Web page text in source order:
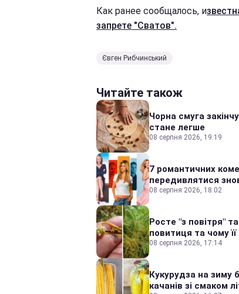
Как ранее сообщалось, и
запрете "Сватов".
Євген Рибчинський
Читайте також
Чорна смуга
стане легше
08 серпня 2026, 19:19
7 романтичних
передивлятися
08 серпня 2026, 18:02
Росте "з повітря"
повитиця та чому
08 серпня 2026, 17:14
Кукурудза на зиму
качанів зі смаком